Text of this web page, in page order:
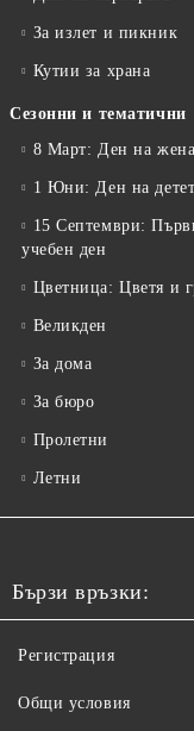
За излет и пикник
Кутии за храна
Сезонни и тематични
8 Март: Ден на
1 Юни: Ден на
15 Септември:
учебен ден
Цветница: Цветя и
Великден
За дома
За бюро
Пролетни
Летни
Бързи връзки:
Регистрация
Общи условия